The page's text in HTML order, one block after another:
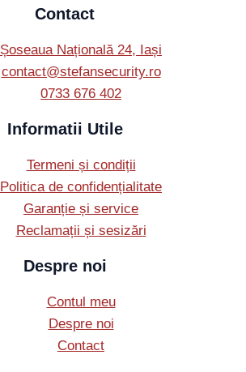
Contact
Șoseaua Națională 24, Iași
contact@stefansecurity.ro
0733 676 402
Informatii Utile
Termeni și condiții
Politica de confidențialitate
Garanție și service
Reclamații și sesizări
Despre noi
Contul meu
Despre noi
Contact